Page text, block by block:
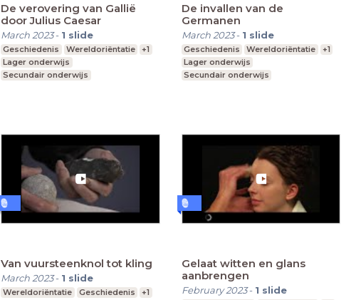
De verovering van Gallië
door Julius Caesar
March 2023- 1 slide
Geschiedenis Wereldoriëntatie
+1
Lager onderwijs
Secundair onderwijs
De invallen van de
Germanen
March 2023- 1 slide
Geschiedenis Wereldoriëntatie
+1
Lager onderwijs
Secundair onderwijs
Van vuursteenknol tot kling
March 2023- 1 slide
Wereldoriëntatie Geschiedenis +1
Gelaat witten en glans
aanbrengen
February 2023- 1 slide